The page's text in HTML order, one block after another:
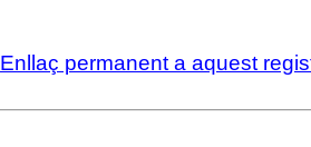
Enllaç permanent a aquest